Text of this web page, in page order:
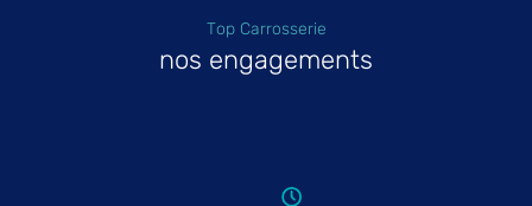
Top Carrosserie
nos engagements